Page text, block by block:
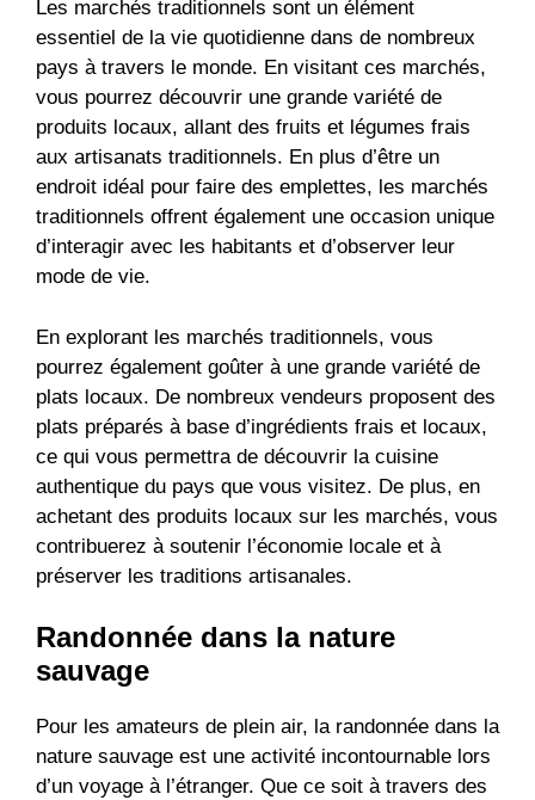
Les marchés traditionnels sont un élément
essentiel de la vie quotidienne dans de nombreux
pays à travers le monde. En visitant ces marchés,
vous pourrez découvrir une grande variété de
produits locaux, allant des fruits et légumes frais
aux artisanats traditionnels. En plus d’être un
endroit idéal pour faire des emplettes, les marchés
traditionnels offrent également une occasion unique
d’interagir avec les habitants et d’observer leur
mode de vie.
En explorant les marchés traditionnels, vous
pourrez également goûter à une grande variété de
plats locaux. De nombreux vendeurs proposent des
plats préparés à base d’ingrédients frais et locaux,
ce qui vous permettra de découvrir la cuisine
authentique du pays que vous visitez. De plus, en
achetant des produits locaux sur les marchés, vous
contribuerez à soutenir l’économie locale et à
préserver les traditions artisanales.
Randonnée dans la nature
sauvage
Pour les amateurs de plein air, la randonnée dans la
nature sauvage est une activité incontournable lors
d’un voyage à l’étranger. Que ce soit à travers des